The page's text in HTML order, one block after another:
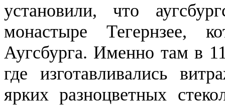
установили, что
монастыре Тегернзее,
Аугсбурга. Именно там в
где изготавливались
ярких разноцветных